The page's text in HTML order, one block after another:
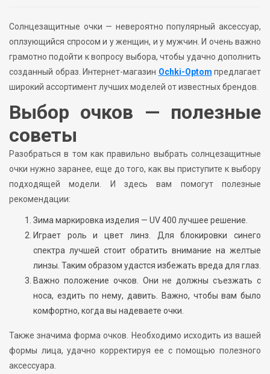
Солнцезащитные очки — невероятно популярный аксессуар,
оплзующийся спросом и у женщин, и у мужчин. И очень важно
грамотно подойти к вопросу выбора, чтобы удачно дополнить
созданный образ. Интернет-магазин Ochki-Optom предлагает
широкий ассортимент лучших моделей от известных брендов.
Выбор очков — полезные
советы
Разобраться в том как правильно выбрать солнцезащитные
очки нужно заранее, еще до того, как вы приступите к выбору
подходящей модели. И здесь вам помогут полезные
рекомендации:
Зима маркировка изделия — UV 400 лучшее решение.
Играет роль и цвет линз. Для блокировки синего
спектра лучшей стоит обратить внимание на желтые
линзы. Таким образом удастся избежать вреда для глаз.
Важно положение очков. Они не должны съезжать с
носа, ездить по нему, давить. Важно, чтобы вам было
комфортно, когда вы надеваете очки.
Также значима форма очков. Необходимо исходить из вашей
формы лица, удачно корректируя ее с помощью полезного
аксессуара.